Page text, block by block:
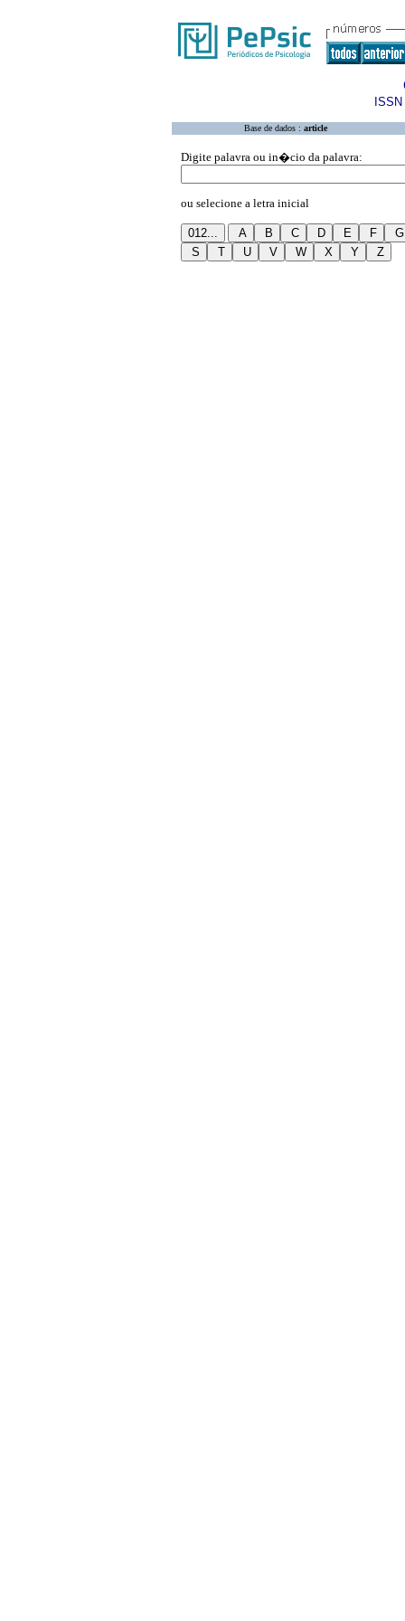
Base de dados : article
Digite palavra ou in�cio da palavra:
ou selecione a letra inicial